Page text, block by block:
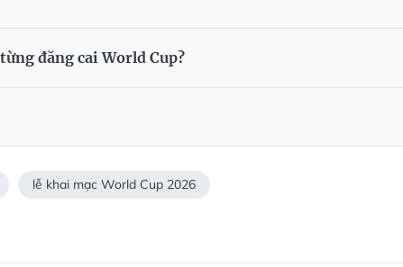
đăng cai World Cup?
lễ khai mạc World Cup 2026